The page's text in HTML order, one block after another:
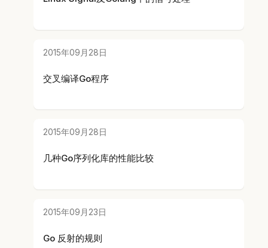
2015年09月28日
交叉编译Go程序
2015年09月28日
几种Go序列化库的性能比较
2015年09月23日
Go 反射的规则